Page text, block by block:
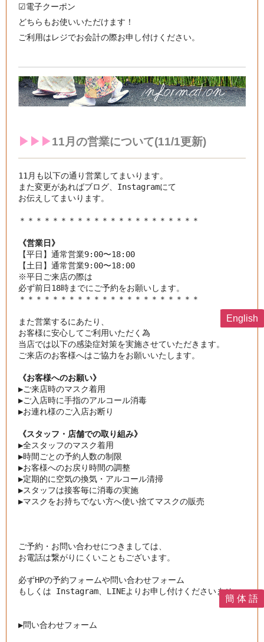
☑︎電子クーポン
どちらもお使いいただけます！
ご利用はレジでお会計の際お申し付けください。
▶︎▶︎▶︎11月の営業について(11/1更新)
11月も以下の通り営業してまいります。
また変更があればブログ、Instagramにて
お伝えしてまいります。
《営業日》
【平日】通常営業9:00〜18:00
【土日】通常営業9:00〜18:00
※平日ご来店の際は
＊＊＊＊＊＊＊＊＊＊＊＊＊＊＊＊＊＊＊＊＊＊
また営業するにあたり、
お客様に安心してご利用いただく為
当店では以下の感染症対策を実施させていただきます。
ご来店のお客様へはご協力をお願いいたします。
《お客様へのお願い》
▶︎ご来店時のマスク着用
▶︎ご入店時に手指のアルコール消毒
▶︎お連れ様のご入店お断り
《スタッフ・店舗での取り組み》
▶︎全スタッフのマスク着用
▶︎時間ごとの予約人数の制限
▶︎お客様へのお戻り時間の調整
▶︎定期的に空気の換気・アルコール清掃
▶︎スタッフは接客毎に消毒の実施
▶︎マスクをお持ちでない方へ使い捨てマスクの販売
ご予約・お問い合わせにつきましては、
お電話は繋がりにくいこともございます。
必ずHPの予約フォームや問い合わせフォーム
もしくは Instagram、LINEよりお申し付けくださいませ。
▶︎問い合わせフォーム
English
簡 体 語